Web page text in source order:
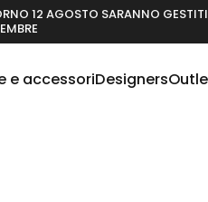
12 AGOSTO SARANNO GESTITI
e accessoriDesigners